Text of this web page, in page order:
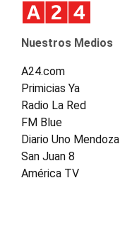
Nuestros Medios
A24.com
Primicias Ya
Radio La Red
FM Blue
Diario Uno Mendoza
San Juan 8
América TV